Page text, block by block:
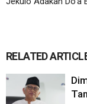
RELATED